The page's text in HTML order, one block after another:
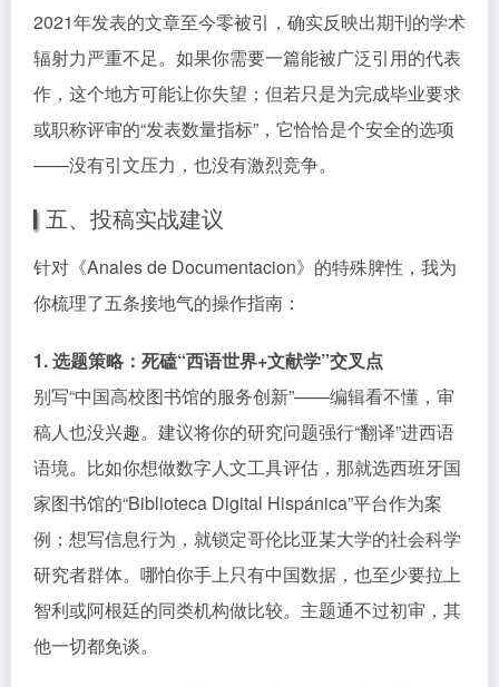
2021年发表的文章至今零被引，确实反映出期刊的学术
辐射力严重不足。如果你需要一篇能被广泛引用的代表
作，这个地方可能让你失望；但若只是为完成毕业要求
或职称评审的“发表数量指标”，它恰恰是个安全的选项
——没有引文压力，也没有激烈竞争。
五、投稿实战建议
针对《Anales de Documentacion》的特殊脾性，我为
你梳理了五条接地气的操作指南：
1. 选题策略：死磕“西语世界+文献学”交叉点
别写“中国高校图书馆的服务创新”——编辑看不懂，审
稿人也没兴趣。建议将你的研究问题强行“翻译”进西语
语境。比如你想做数字人文工具评估，那就选西班牙国
家图书馆的“Biblioteca Digital Hispánica”平台作为案
例；想写信息行为，就锁定哥伦比亚某大学的社会科学
研究者群体。哪怕你手上只有中国数据，也至少要拉上
智利或阿根廷的同类机构做比较。主题通不过初审，其
他一切都免谈。